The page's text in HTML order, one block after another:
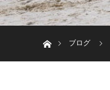
ブログ